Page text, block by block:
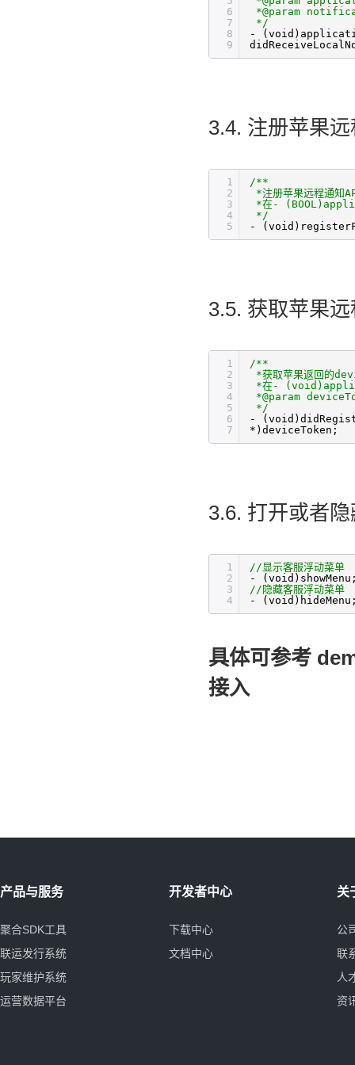
6
7
8
9
*@param
*/
-
3.4. 注册苹果
1
2
3
4
5
/**
*注册苹果远程通知
*在-
*/
-
3.5. 获取苹果
1
2
3
4
5
6
7
/**
*获取苹果返回的
*在-
*@param
*/
-
*)deviceToken;
3.6. 打开或者
1
2
3
4
//显示客服浮动菜单
-
//隐藏客服浮动菜单
-
具体可参考
接入
产品与服务
聚合SDK工具
联运发行系统
玩家维护系统
运营数据平台
开发者中心
下载中心
文档中心
关
公
联
人
资